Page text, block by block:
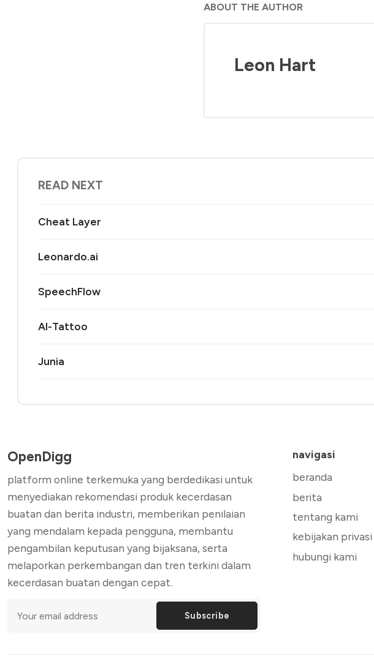
ABOUT THE AUTHOR
Leon Hart
READ NEXT
Cheat Layer
Leonardo.ai
SpeechFlow
AI-Tattoo
Junia
OpenDigg
platform online terkemuka yang berdedikasi untuk
menyediakan rekomendasi produk kecerdasan
buatan dan berita industri, memberikan penilaian
yang mendalam kepada pengguna, membantu
pengambilan keputusan yang bijaksana, serta
melaporkan perkembangan dan tren terkini dalam
kecerdasan buatan dengan cepat.
Subscribe
navigasi
beranda
berita
tentang kami
kebijakan privasi
hubungi kami